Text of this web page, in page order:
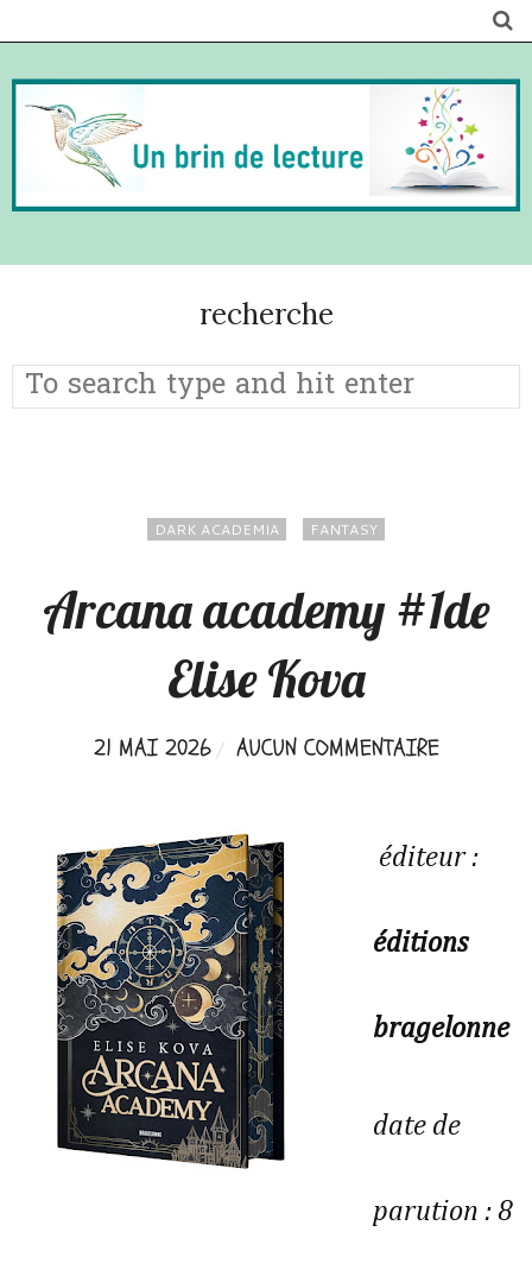
recherche
DARK ACADEMIA FANTASY
Arcana academy #1de
Elise Kova
21 MAI 2026 AUCUN COMMENTAIRE
éditeur :
éditions
bragelonne
date de
parution : 8